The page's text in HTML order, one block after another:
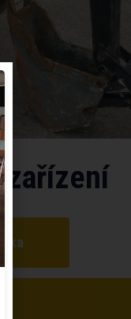
zařízení